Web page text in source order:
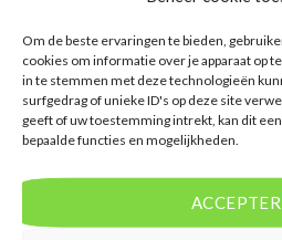
Om de beste ervaringen te bieden,
cookies om informatie over je apparaat op
in te stemmen met deze technologieën
surfgedrag of unieke ID's op deze site
geeft of uw toestemming intrekt, kan dit
bepaalde functies en mogelijkheden.
Tim Beukers/